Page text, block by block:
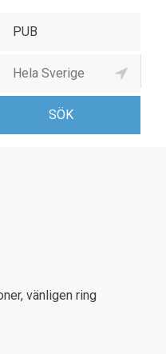
Barer & pubar
vänligen ring